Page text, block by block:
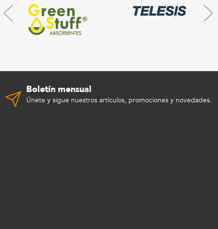
Boletín mensual
Únete y sigue nuestros artículos, promociones y novedades.